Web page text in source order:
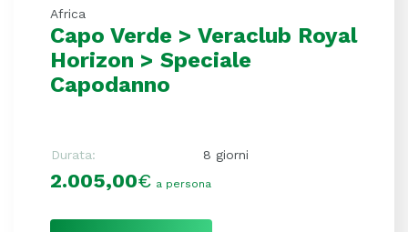
Africa
Capo Verde > Veraclub Royal
Horizon > Speciale
Capodanno
Durata: 8 giorni
2.005,00€ a persona